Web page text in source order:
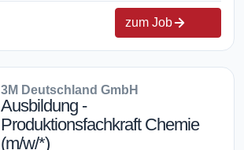
zum Job
3M Deutschland GmbH
Ausbildung -
Produktionsfachkraft Chemie
(m/w/*)